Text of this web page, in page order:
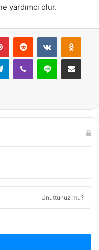
yardımcı olur.
PinterestReddit VKontakte
TelegramViber Line E-Posta ile
Unuttunuz mu?